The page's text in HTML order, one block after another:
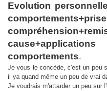
Evolution
comportements.
Je vous le concède, c'est un peu
il ya quand même un peu de vrai
Je voudrais m'attarder un peu sur